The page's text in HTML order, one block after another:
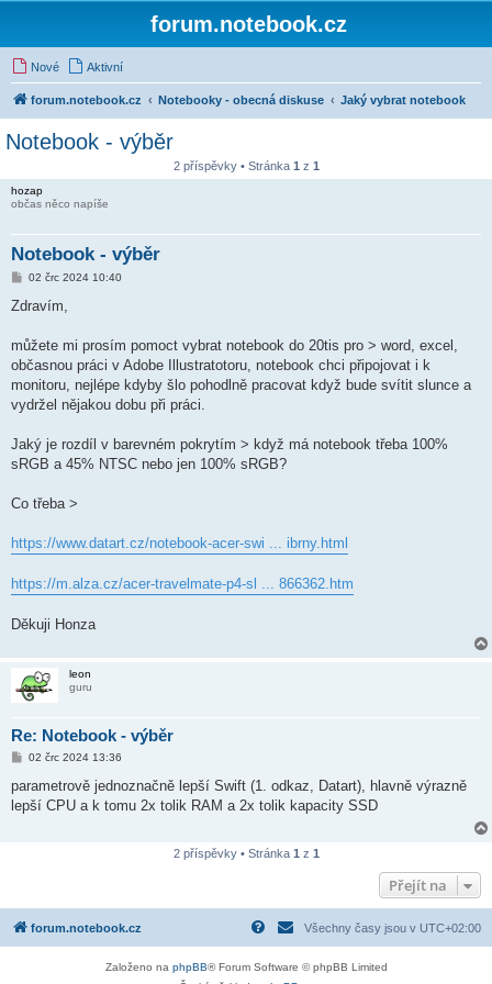
forum.notebook.cz
Nové Aktivní
forum.notebook.cz Notebooky - obecná diskuse Jaký vybrat notebook
Notebook - výběr
2 příspěvky • Stránka 1 z 1
hozap
občas něco napíše
Notebook - výběr
P
í
ě
e
k
02 črc 2024 10:40
Zdravím,
můžete mi prosím pomoct vybrat notebook do 20tis pro > word, excel,
občasnou práci v Adobe Illustratotoru, notebook chci připojovat i k
monitoru, nejlépe kdyby šlo pohodlně pracovat když bude svítit slunce a
vydržel nějakou dobu při práci.
Jaký je rozdíl v barevném pokrytím > když má notebook třeba 100%
sRGB a 45% NTSC nebo jen 100% sRGB?
Co třeba >
https://www.datart.cz/notebook-acer-swi ... ibrny.html
https://m.alza.cz/acer-travelmate-p4-sl ... 866362.htm
Děkuji Honza
leon
guru
Re: Notebook - výběr
P
í
p
02 črc 2024 13:36
parametrově jednoznačně lepší Swift (1. odkaz, Datart), hlavně výrazně
lepší CPU a k tomu 2x tolik RAM a 2x tolik kapacity SSD
2 příspěvky • Stránka 1 z 1
Přejít na
forum.notebook.cz Všechny časy jsou v UTC+02:00
Založeno na phpBB® Forum Software © phpBB Limited